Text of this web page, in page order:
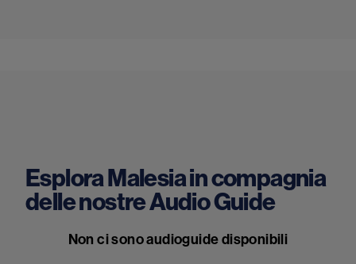
Esplora Malesia in compagnia
delle nostre Audio Guide
Non ci sono audioguide disponibili